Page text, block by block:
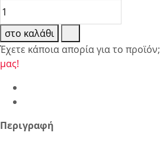
στο καλάθι
Έχετε κάποια απορία για το προϊόν;
μας!
Περιγραφή